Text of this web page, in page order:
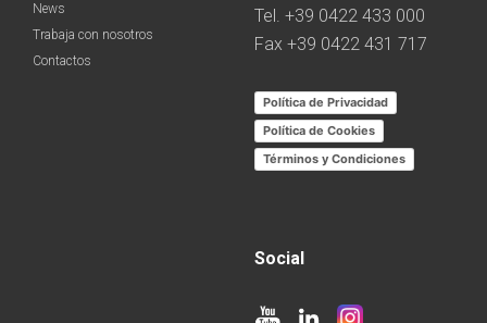
News
Trabaja con nosotros
Contactos
Tel. +39 0422 433 000
Fax +39 0422 431 717
Política de Privacidad
Política de Cookies
Términos y Condiciones
Social